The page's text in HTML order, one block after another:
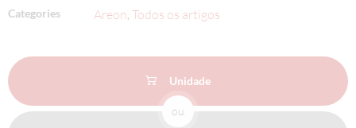
Categories
Areon, Todos os artigos
Unidade
ou